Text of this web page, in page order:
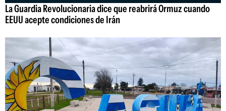
La Guardia Revolucionaria dice que reabrirá Ormuz cuando
EEUU acepte condiciones de Irán